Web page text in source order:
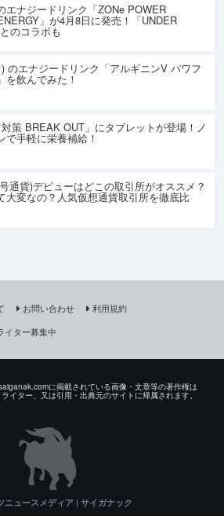
エナジードリンク「ZONe POWER
」が4月8日に発売！「UNDER
のコラボも
のエナジードリンク「アルギニンV パワフ
を飲んでみた！
対策 BREAK OUT」にタブレットが登場！ノ
で手軽に栄養補給！
通貨)デビューはどこの取引所がオススメ？
大変なの？人気仮想通貨取引所を徹底比
お問い合わせ
利用規約
イター募集中
に掲載されている画像・文章等の著作権は
イター、又は引用・出典元のサイトに帰属されます。
ニュースメディア | サイガナック